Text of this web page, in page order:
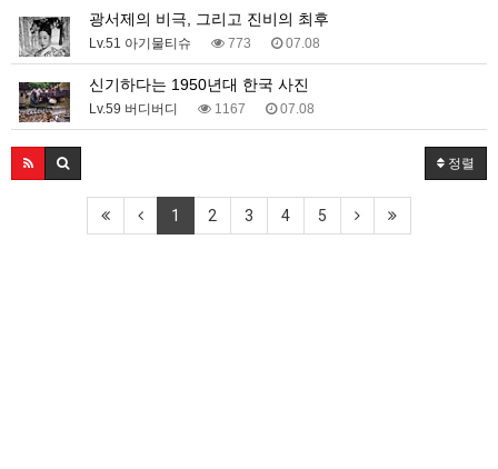
광서제의 비극, 그리고 진비의 최후
Lv.51 아기물티슈 773 07.08
신기하다는 1950년대 한국 사진
Lv.59 버디버디 1167 07.08
정렬
1 2 3 4 5